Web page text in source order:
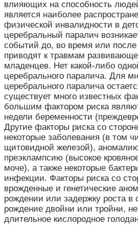
влияющих на способность
является наиболее
физической инвалидности в
церебральный паралич
событий до, во время или после
приводят к травмам
младенцев. Нет какой-либо
церебрального паралича. Для
церебрального паралича
существует много известных
большим фактором риска
недели беременности
Другие факторы риска со
некоторые заболевания (в том
щитовидной железой),
преэклампсию (высокое
моче), а также некоторые
инфекции. Факторы риска со
врожденные и генетические
рождении или задержку роста в
рождение двойни или тройни,
длительное кислородное